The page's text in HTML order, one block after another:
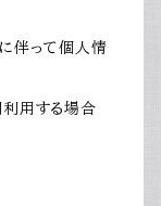
伴って個人情
利用する場合